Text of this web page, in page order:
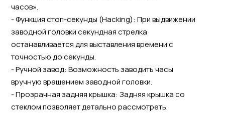
часов».
- Функция стоп-секунды (Hacking): При выдвижении
заводной головки секундная стрелка
останавливается для выставления времени с
точностью до секунды.
- Ручной завод: Возможность заводить часы
вручную вращением заводной головки.
- Прозрачная задняя крышка: Задняя крышка со
стеклом позволяет детально рассмотреть